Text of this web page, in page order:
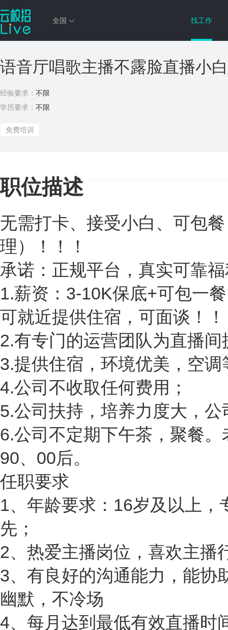
全国 找工作
语音厅唱歌主播不露脸直播小
经验要求： 不限
学历要求： 不限
免费培训
职位描述
无需打卡、接受小白、可包
理）！！！
承诺：正规平台，真实可靠
1.薪资：3-10K保底+可包一
可就近提供住宿，可面谈！
2.有专门的运营团队为直播间
3.提供住宿，环境优美，空调
4.公司不收取任何费用；
5.公司扶持，培养力度大，
6.公司不定期下午茶，聚餐
90、00后。
任职要求
1、年龄要求：16岁及以上
先；
2、热爱主播岗位，喜欢主播
3、有良好的沟通能力，能协
幽默，不冷场
4、每月达到最低有效直播时